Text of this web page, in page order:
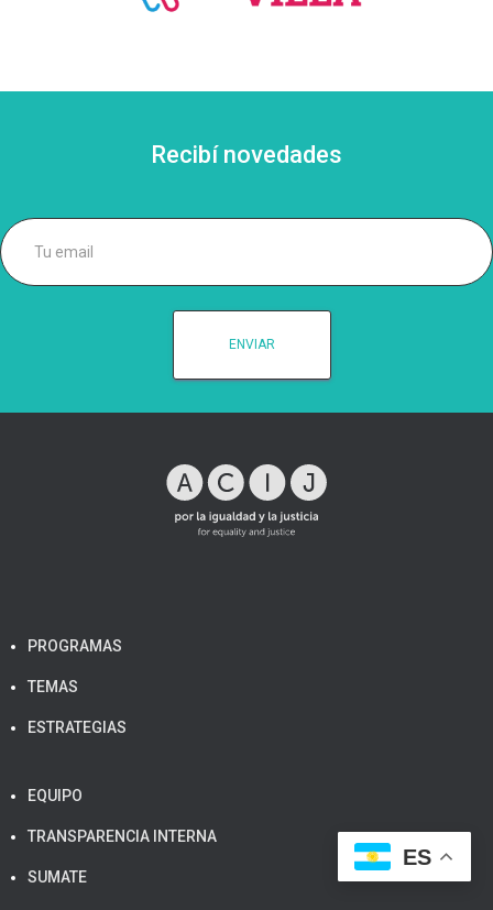
Recibí novedades
PROGRAMAS
TEMAS
ESTRATEGIAS
EQUIPO
TRANSPARENCIA INTERNA
SUMATE
ES